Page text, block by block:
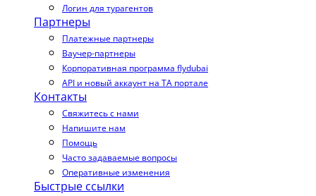
Логин для турагентов
Партнеры
Платежные партнеры
Ваучер-партнеры
Корпоративная программа flydubai
API и новый аккаунт на TA портале
Контакты
Свяжитесь с нами
Напишите нам
Помощь
Часто задаваемые вопросы
Оперативные изменения
Быстрые ссылки